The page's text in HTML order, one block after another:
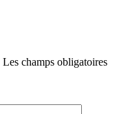
Les champs obligatoires